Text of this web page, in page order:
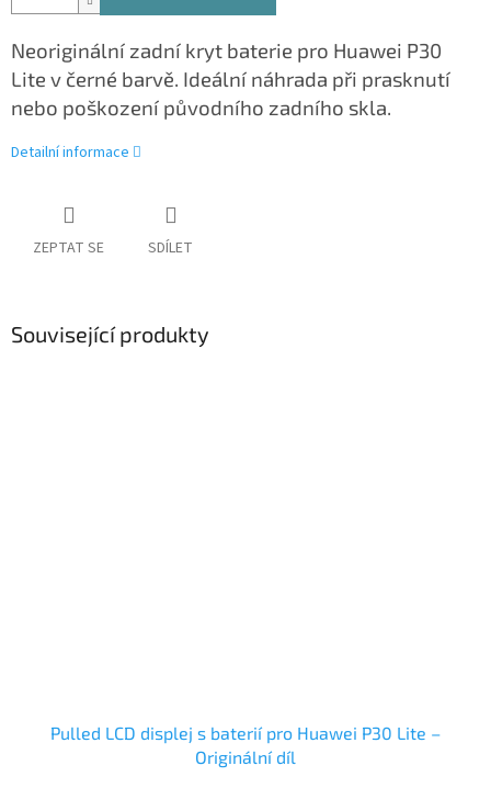
Neoriginální zadní kryt baterie pro Huawei P30
Lite v černé barvě. Ideální náhrada při prasknutí
nebo poškození původního zadního skla.
Detailní informace
ZEPTAT SE SDÍLET
Související produkty
Pulled LCD displej s baterií pro Huawei P30 Lite –
Originální díl